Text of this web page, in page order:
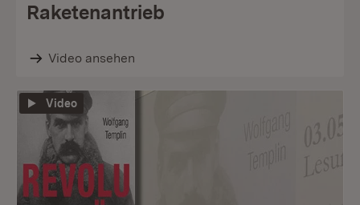
Raketenantrieb
Video ansehen
Video